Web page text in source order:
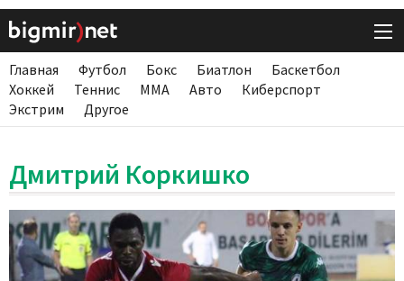
Главная Футбол Бокс Биатлон
Баскетбол
Хоккей
Теннис ММА Авто
Киберспорт
Экстрим
Другое
Дмитрий Коркишко